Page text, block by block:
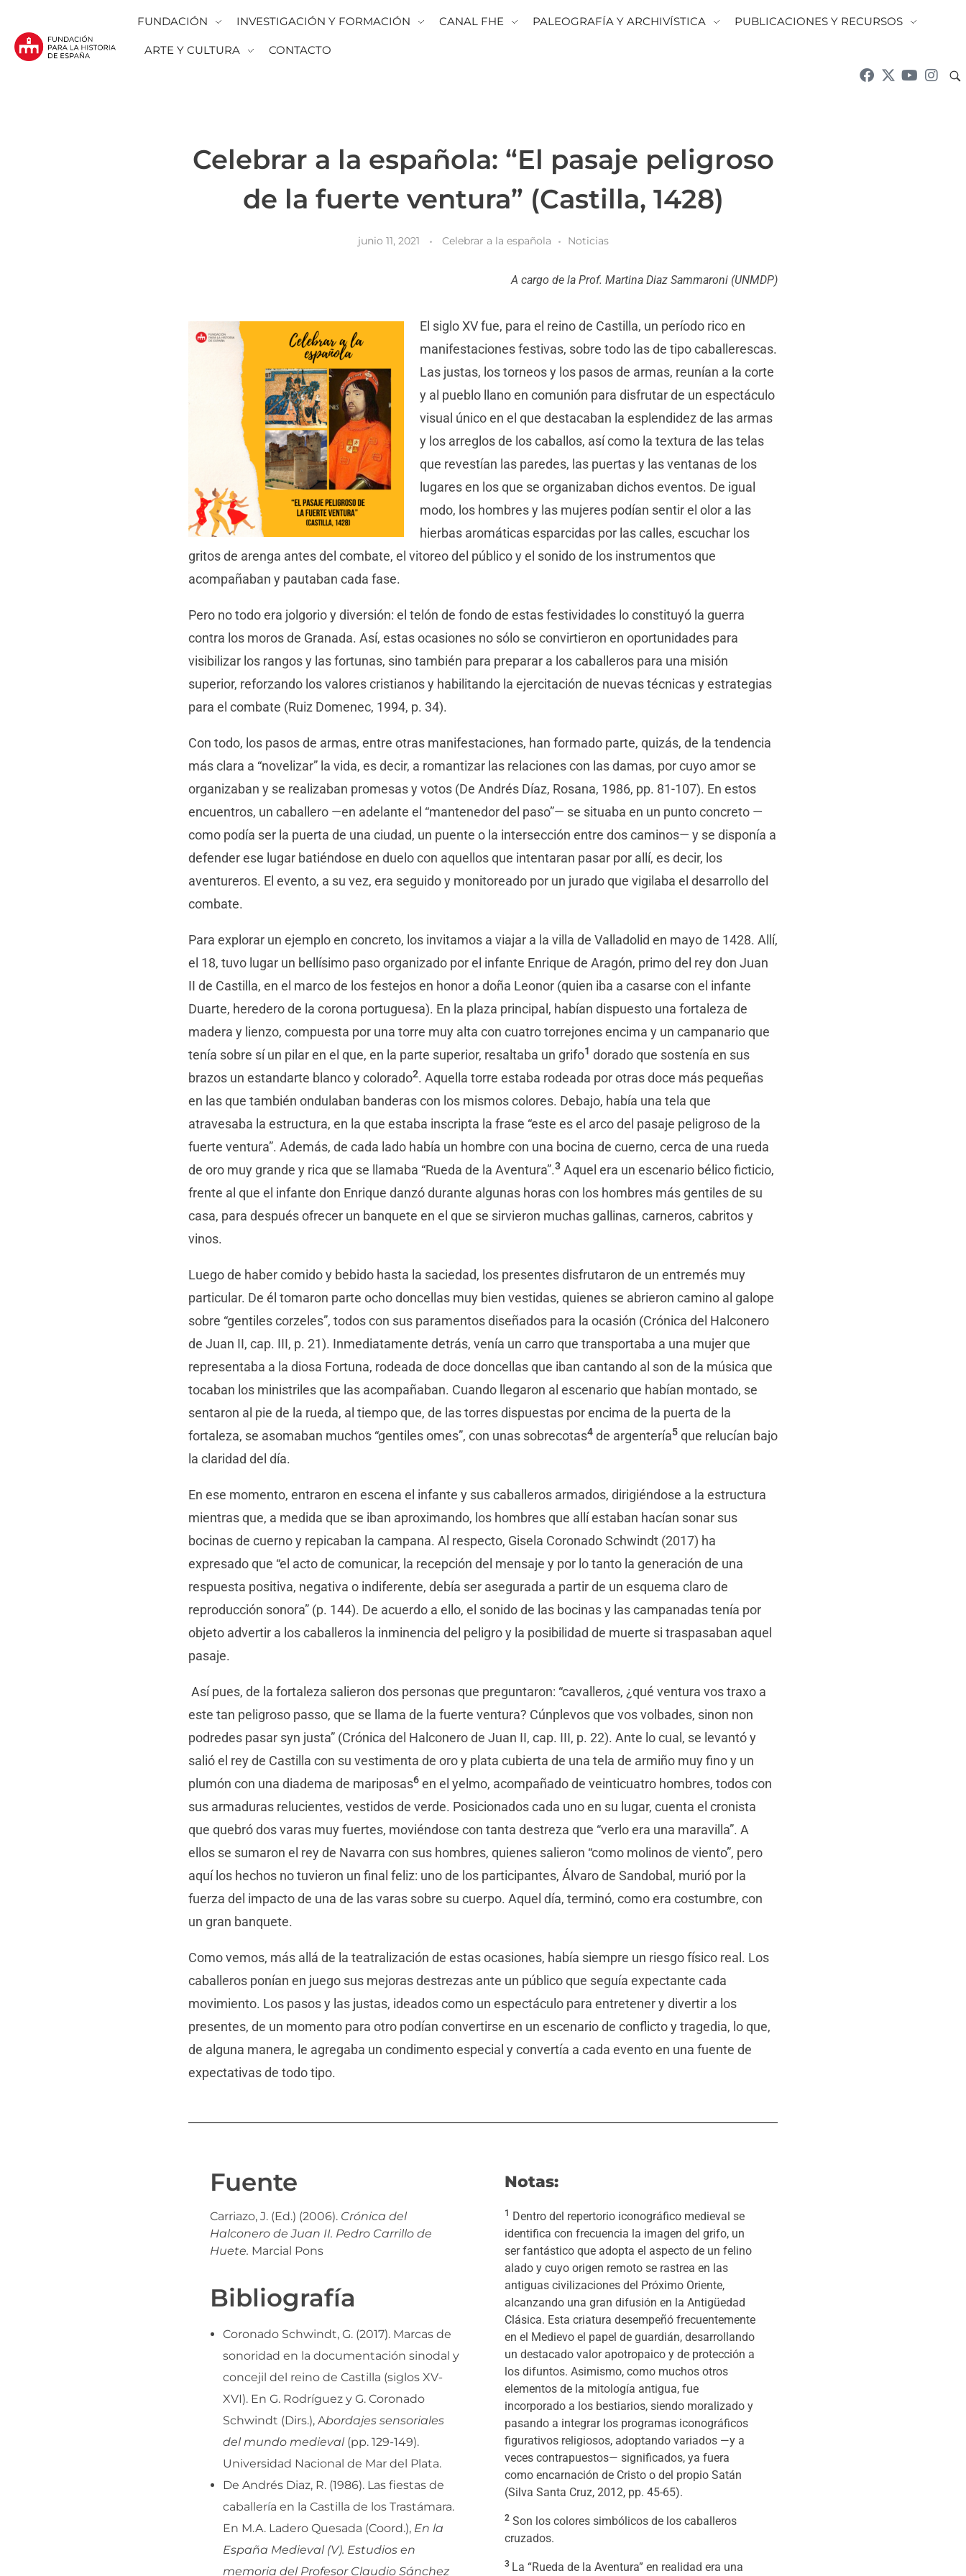
FUNDACIÓN INVESTIGACIÓN Y FORMACIÓN CANAL FHE PALEOGRAFÍA Y ARCHIVÍSTICA PUBLICACIONES Y RECURSOS
ARTE Y CULTURA CONTACTO
Celebrar a la española: “El pasaje peligroso
de la fuerte ventura” (Castilla, 1428)
junio 11, 2021 Celebrar a la española Noticias
A cargo de la Prof. Martina Diaz Sammaroni (UNMDP)
El siglo XV fue, para el reino de Castilla, un período rico en
manifestaciones festivas, sobre todo las de tipo caballerescas.
Las justas, los torneos y los pasos de armas, reunían a la corte
y al pueblo llano en comunión para disfrutar de un espectáculo
visual único en el que destacaban la esplendidez de las armas
y los arreglos de los caballos, así como la textura de las telas
que revestían las paredes, las puertas y las ventanas de los
lugares en los que se organizaban dichos eventos. De igual
modo, los hombres y las mujeres podían sentir el olor a las
hierbas aromáticas esparcidas por las calles, escuchar los
gritos de arenga antes del combate, el vitoreo del público y el sonido de los instrumentos que
acompañaban y pautaban cada fase.
Pero no todo era jolgorio y diversión: el telón de fondo de estas festividades lo constituyó la guerra
contra los moros de Granada. Así, estas ocasiones no sólo se convirtieron en oportunidades para
visibilizar los rangos y las fortunas, sino también para preparar a los caballeros para una misión
superior, reforzando los valores cristianos y habilitando la ejercitación de nuevas técnicas y estrategias
para el combate (Ruiz Domenec, 1994, p. 34).
Con todo, los pasos de armas, entre otras manifestaciones, han formado parte, quizás, de la tendencia
más clara a “novelizar” la vida, es decir, a romantizar las relaciones con las damas, por cuyo amor se
organizaban y se realizaban promesas y votos (De Andrés Díaz, Rosana, 1986, pp. 81-107). En estos
encuentros, un caballero —en adelante el “mantenedor del paso”— se situaba en un punto concreto —
como podía ser la puerta de una ciudad, un puente o la intersección entre dos caminos— y se disponía a
defender ese lugar batiéndose en duelo con aquellos que intentaran pasar por allí, es decir, los
aventureros. El evento, a su vez, era seguido y monitoreado por un jurado que vigilaba el desarrollo del
combate.
Para explorar un ejemplo en concreto, los invitamos a viajar a la villa de Valladolid en mayo de 1428. Allí,
el 18, tuvo lugar un bellísimo paso organizado por el infante Enrique de Aragón, primo del rey don Juan
II de Castilla, en el marco de los festejos en honor a doña Leonor (quien iba a casarse con el infante
Duarte, heredero de la corona portuguesa). En la plaza principal, habían dispuesto una fortaleza de
madera y lienzo, compuesta por una torre muy alta con cuatro torrejones encima y un campanario que
tenía sobre sí un pilar en el que, en la parte superior, resaltaba un grifo1 dorado que sostenía en sus
brazos un estandarte blanco y colorado2. Aquella torre estaba rodeada por otras doce más pequeñas
en las que también ondulaban banderas con los mismos colores. Debajo, había una tela que
atravesaba la estructura, en la que estaba inscripta la frase “este es el arco del pasaje peligroso de la
fuerte ventura”. Además, de cada lado había un hombre con una bocina de cuerno, cerca de una rueda
de oro muy grande y rica que se llamaba “Rueda de la Aventura”.3 Aquel era un escenario bélico ficticio,
frente al que el infante don Enrique danzó durante algunas horas con los hombres más gentiles de su
casa, para después ofrecer un banquete en el que se sirvieron muchas gallinas, carneros, cabritos y
vinos.
Luego de haber comido y bebido hasta la saciedad, los presentes disfrutaron de un entremés muy
particular. De él tomaron parte ocho doncellas muy bien vestidas, quienes se abrieron camino al galope
sobre “gentiles corzeles”, todos con sus paramentos diseñados para la ocasión (Crónica del Halconero
de Juan II, cap. III, p. 21). Inmediatamente detrás, venía un carro que transportaba a una mujer que
representaba a la diosa Fortuna, rodeada de doce doncellas que iban cantando al son de la música que
tocaban los ministriles que las acompañaban. Cuando llegaron al escenario que habían montado, se
sentaron al pie de la rueda, al tiempo que, de las torres dispuestas por encima de la puerta de la
fortaleza, se asomaban muchos “gentiles omes”, con unas sobrecotas4 de argentería5 que relucían bajo
la claridad del día.
En ese momento, entraron en escena el infante y sus caballeros armados, dirigiéndose a la estructura
mientras que, a medida que se iban aproximando, los hombres que allí estaban hacían sonar sus
bocinas de cuerno y repicaban la campana. Al respecto, Gisela Coronado Schwindt (2017) ha
expresado que “el acto de comunicar, la recepción del mensaje y por lo tanto la generación de una
respuesta positiva, negativa o indiferente, debía ser asegurada a partir de un esquema claro de
reproducción sonora” (p. 144). De acuerdo a ello, el sonido de las bocinas y las campanadas tenía por
objeto advertir a los caballeros la inminencia del peligro y la posibilidad de muerte si traspasaban aquel
pasaje.
Así pues, de la fortaleza salieron dos personas que preguntaron: “cavalleros, ¿qué ventura vos traxo a
este tan peligroso passo, que se llama de la fuerte ventura? Cúnplevos que vos volbades, sinon non
podredes pasar syn justa” (Crónica del Halconero de Juan II, cap. III, p. 22). Ante lo cual, se levantó y
salió el rey de Castilla con su vestimenta de oro y plata cubierta de una tela de armiño muy fino y un
plumón con una diadema de mariposas6 en el yelmo, acompañado de veinticuatro hombres, todos con
sus armaduras relucientes, vestidos de verde. Posicionados cada uno en su lugar, cuenta el cronista
que quebró dos varas muy fuertes, moviéndose con tanta destreza que “verlo era una maravilla”. A
ellos se sumaron el rey de Navarra con sus hombres, quienes salieron “como molinos de viento”, pero
aquí los hechos no tuvieron un final feliz: uno de los participantes, Álvaro de Sandobal, murió por la
fuerza del impacto de una de las varas sobre su cuerpo. Aquel día, terminó, como era costumbre, con
un gran banquete.
Como vemos, más allá de la teatralización de estas ocasiones, había siempre un riesgo físico real. Los
caballeros ponían en juego sus mejoras destrezas ante un público que seguía expectante cada
movimiento. Los pasos y las justas, ideados como un espectáculo para entretener y divertir a los
presentes, de un momento para otro podían convertirse en un escenario de conflicto y tragedia, lo que,
de alguna manera, le agregaba un condimento especial y convertía a cada evento en una fuente de
expectativas de todo tipo.
Fuente
Carriazo, J. (Ed.) (2006). Crónica del
Halconero de Juan II. Pedro Carrillo de
Huete. Marcial Pons
Bibliografía
Coronado Schwindt, G. (2017). Marcas de
sonoridad en la documentación sinodal y
concejil del reino de Castilla (siglos XV-
XVI). En G. Rodríguez y G. Coronado
Schwindt (Dirs.), Abordajes sensoriales
del mundo medieval (pp. 129-149).
Universidad Nacional de Mar del Plata.
De Andrés Diaz, R. (1986). Las fiestas de
caballería en la Castilla de los Trastámara.
En M.A. Ladero Quesada (Coord.), En la
España Medieval (V). Estudios en
memoria del Profesor Claudio Sánchez
Notas:
1
Dentro del repertorio iconográfico medieval se
identifica con frecuencia la imagen del grifo, un
ser fantástico que adopta el aspecto de un felino
alado y cuyo origen remoto se rastrea en las
antiguas civilizaciones del Próximo Oriente,
alcanzando una gran difusión en la Antigüedad
Clásica. Esta criatura desempeñó frecuentemente
en el Medievo el papel de guardián, desarrollando
un destacado valor apotropaico y de protección a
los difuntos. Asimismo, como muchos otros
elementos de la mitología antigua, fue
incorporado a los bestiarios, siendo moralizado y
pasando a integrar los programas iconográficos
figurativos religiosos, adoptando variados —y a
veces contrapuestos— significados, ya fuera
como encarnación de Cristo o del propio Satán
(Silva Santa Cruz, 2012, pp. 45-65).
2 Son los colores simbólicos de los caballeros
cruzados.
3 La “Rueda de la Aventura” en realidad era una